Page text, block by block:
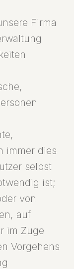
Firma
immer dies
selbst
ist;
von
auf
im Zuge
Vorgehens